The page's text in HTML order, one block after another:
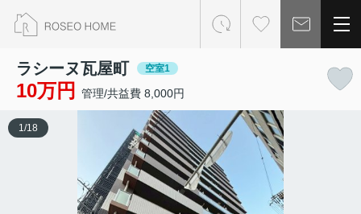
ラシーヌ瓦屋町 空室1
10万円 管理/共益費 8,000円
1 /18